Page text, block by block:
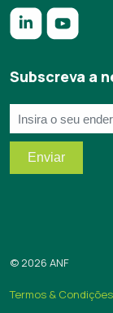
Subscreva a
© 2026 ANF
Termos & Condições